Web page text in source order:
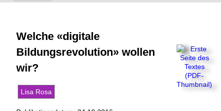
Welche «digitale
Bildungsrevolution» wollen
wir?
Lisa Rosa